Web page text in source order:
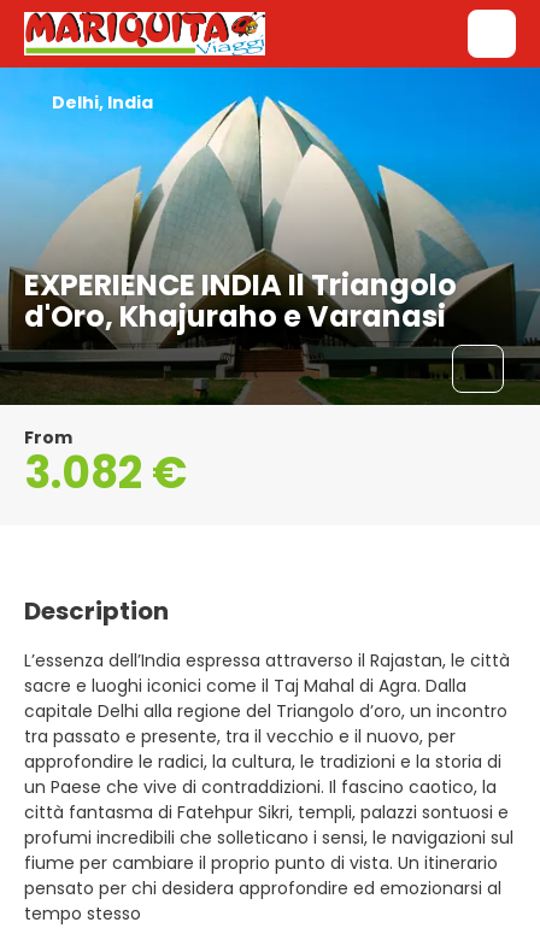
EXPERIENCE INDIA Il Triangolo
d'Oro, Khajuraho e Varanasi
Delhi, India
From
3.082 €
Description
L’essenza dell’India espressa attraverso il Rajastan, le città
sacre e luoghi iconici come il Taj Mahal di Agra. Dalla
capitale Delhi alla regione del Triangolo d’oro, un incontro
tra passato e presente, tra il vecchio e il nuovo, per
approfondire le radici, la cultura, le tradizioni e la storia di
un Paese che vive di contraddizioni. Il fascino caotico, la
città fantasma di Fatehpur Sikri, templi, palazzi sontuosi e
profumi incredibili che solleticano i sensi, le navigazioni sul
fiume per cambiare il proprio punto di vista. Un itinerario
pensato per chi desidera approfondire ed emozionarsi al
tempo stesso